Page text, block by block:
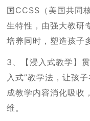
国CCSS（美国共同
生特性，由强大教研
培养同时，塑造孩子
3、【浸入式教学】
入式”教学法，让孩
成教学内容消化吸收
维。